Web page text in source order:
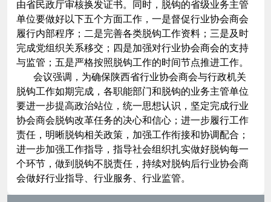
由省民政厅审核换发证书。同时，脱钩的省级业务主管
单位要做好以下五个方面工作，一是督促行业协会商会
履行内部程序；二是完善各类脱钩工作资料；三是及时
完成党组织关系移交；四是加强对行业协会商会的支持
与监管；五是严格按照脱钩工作的时间节点推进工作。
会议强调，为确保陕西省行业协会商会与行政机关
脱钩工作如期完成，各职能部门和脱钩的业务主管单位
要进一步提高政治站位，统一思想认识，坚定完成行业
协会商会脱钩改革任务的决心和信心；进一步履行工作
责任，明晰脱钩相关政策，加强工作衔接和协调配合；
进一步加强工作指导，指导社会组织扎实做好脱钩每一
个环节，做到脱钩不脱责任，持续对脱钩后行业协会商
会做好行业指导、行业服务、行业监管。